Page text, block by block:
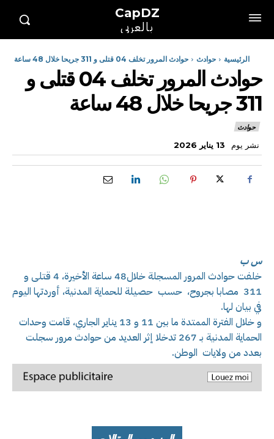
CapDZ
بالعربي
الرئيسية حوادث حوادث المرور تخلف 04 قتلى و 311 جريحا خلال 48 ساعة
حوادث المرور تخلف 04 قتلى و
311 جريحا خلال 48 ساعة
حوادث
نشر يوم 13 يناير 2026
س ب
خلفت حوادث المرور المسجلة خلال48 ساعة الأخيرة، 4 قتلى و
311 مصابا بجروح، حسب حصيلة للحماية المدنية، أوردتها اليوم
في بيان لها.
و خلال الفترة الممتدة ما بين 11 و 13 يناير الجاري، قامت وحدات
الحماية المدنية بـ 267 تدخلا إثر العديد من حوادث مرور سجلت
بعدد من ولايات الوطن.